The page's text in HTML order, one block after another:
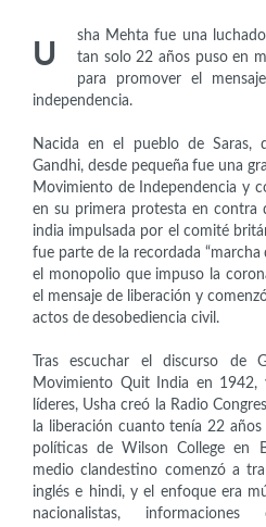
U
sha Mehta fue una
tan solo 22 años puso en
para promover el
independencia.
Nacida en el pueblo de Saras,
Gandhi, desde pequeña fue una
Movimiento de Independencia y
en su primera protesta en contra
india impulsada por el comité
fue parte de la recordada “marcha
el monopolio que impuso la
el mensaje de liberación y
actos de desobediencia civil.
Tras escuchar el discurso de
Movimiento Quit India en 1942,
líderes, Usha creó la Radio
la liberación cuanto tenía 22
políticas de Wilson College en
medio clandestino comenzó a
inglés e hindi, y el enfoque era
nacionalistas,